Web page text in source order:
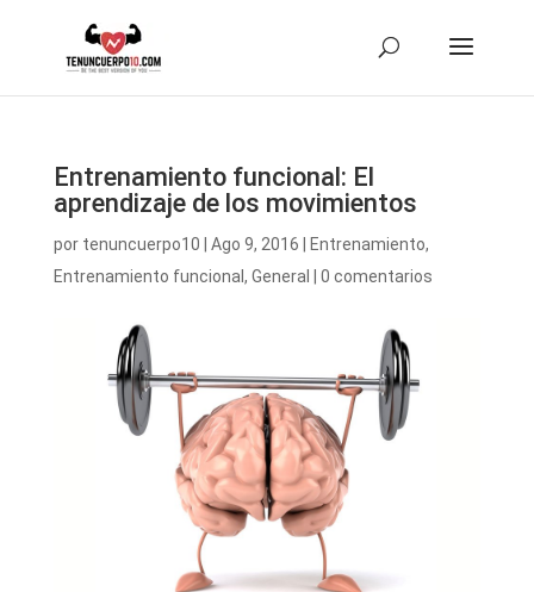
Entrenamiento funcional: El
aprendizaje de los movimientos
por tenuncuerpo10 Ago 9, 2016 Entrenamiento,
Entrenamiento funcional , General 0 comentarios